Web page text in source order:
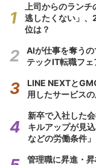
上司からのラン
逃したくない」、
位は？
AIが仕事を奪う
テックIT転職フ
LINE NEXTと
用したサービス
新卒で入社した
キルアップが見
などの労働条件
管理職に昇進・